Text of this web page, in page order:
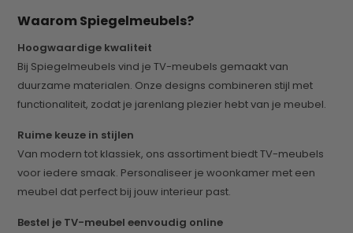
Waarom Spiegelmeubels?
Hoogwaardige kwaliteit
Bij Spiegelmeubels vind je TV-meubels gemaakt van
duurzame materialen. Onze designs combineren stijl met
functionaliteit, zodat je jarenlang plezier hebt van je meubel.
Ruime keuze in stijlen
Van modern tot klassiek, ons assortiment biedt TV-meubels
voor iedere smaak. Personaliseer je woonkamer met een
meubel dat perfect bij jouw interieur past.
Bestel je TV-meubel eenvoudig online